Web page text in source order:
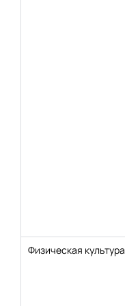
Физическая культура